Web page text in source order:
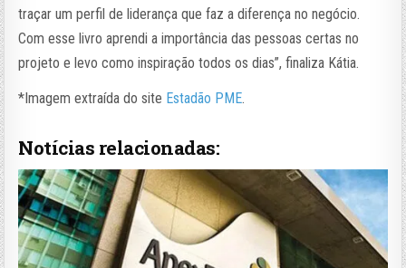
traçar um perfil de liderança que faz a diferença no negócio.
Com esse livro aprendi a importância das pessoas certas no
projeto e levo como inspiração todos os dias”, finaliza Kátia.
*Imagem extraída do site Estadão PME.
Notícias relacionadas: